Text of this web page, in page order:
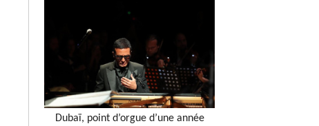
Dubaï, point d’orgue d’une année